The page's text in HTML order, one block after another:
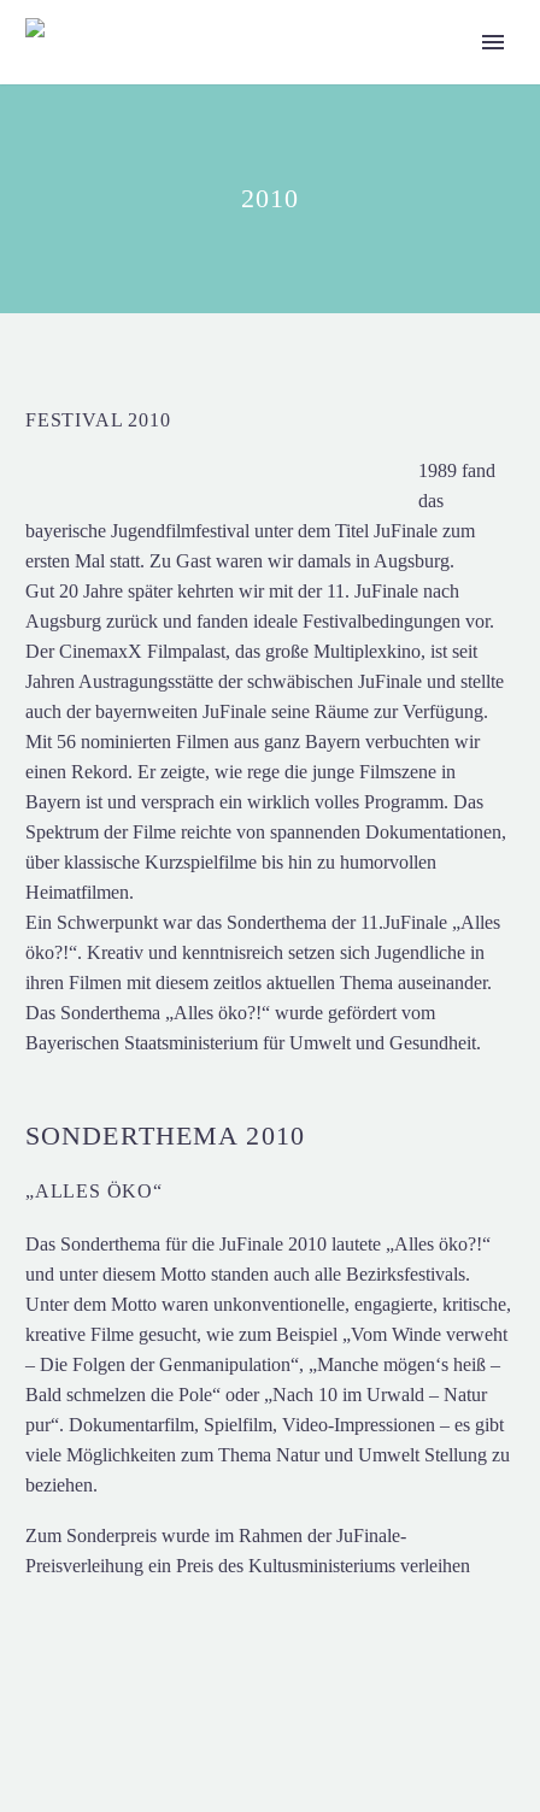
2010
FESTIVAL 2010
1989 fand
das
bayerische Jugendfilmfestival unter dem Titel JuFinale zum
ersten Mal statt. Zu Gast waren wir damals in Augsburg.
Gut 20 Jahre später kehrten wir mit der 11. JuFinale nach
Augsburg zurück und fanden ideale Festivalbedingungen vor.
Der CinemaxX Filmpalast, das große Multiplexkino, ist seit
Jahren Austragungsstätte der schwäbischen JuFinale und stellte
auch der bayernweiten JuFinale seine Räume zur Verfügung.
Mit 56 nominierten Filmen aus ganz Bayern verbuchten wir
einen Rekord. Er zeigte, wie rege die junge Filmszene in
Bayern ist und versprach ein wirklich volles Programm. Das
Spektrum der Filme reichte von spannenden Dokumentationen,
über klassische Kurzspielfilme bis hin zu humorvollen
Heimatfilmen.
Ein Schwerpunkt war das Sonderthema der 11.JuFinale „Alles
öko?!“. Kreativ und kenntnisreich setzen sich Jugendliche in
ihren Filmen mit diesem zeitlos aktuellen Thema auseinander.
Das Sonderthema „Alles öko?!“ wurde gefördert vom
Bayerischen Staatsministerium für Umwelt und Gesundheit.
SONDERTHEMA 2010
„ALLES ÖKO“
Das Sonderthema für die JuFinale 2010 lautete „Alles öko?!“
und unter diesem Motto standen auch alle Bezirksfestivals.
Unter dem Motto waren unkonventionelle, engagierte, kritische,
kreative Filme gesucht, wie zum Beispiel „Vom Winde verweht
– Die Folgen der Genmanipulation“, „Manche mögen‘s heiß –
Bald schmelzen die Pole“ oder „Nach 10 im Urwald – Natur
pur“. Dokumentarfilm, Spielfilm, Video-Impressionen – es gibt
viele Möglichkeiten zum Thema Natur und Umwelt Stellung zu
beziehen.
Zum Sonderpreis wurde im Rahmen der JuFinale-
Preisverleihung ein Preis des Kultusministeriums verleihen